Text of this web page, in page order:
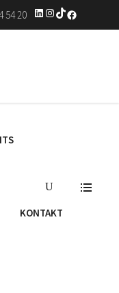
54 20 LinkedIn
Instagram
TikTokFacebook
KONTAKT